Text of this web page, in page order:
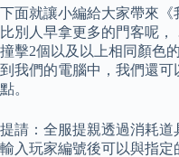
下面就讓小編給大家帶來
比別人早拿更多的門客呢
撞擊2個以及以上相同顏色
到我們的電腦中，我們還可
點。
提請：全服提親透過消耗
輸入玩家編號後可以與指